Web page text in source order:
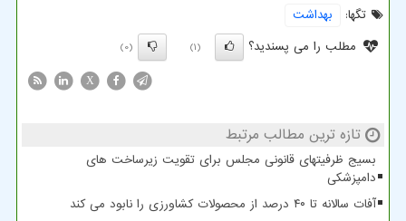
تگها:
بهداشت
مطلب را می پسندید؟
(1)
(0)
X
تازه ترین مطالب مرتبط
بسیج ظرفیتهای قانونی مجلس برای تقویت زیرساخت های
دامپزشکی
آفات سالانه تا ۴۰ درصد از محصولات کشاورزی را نابود می کند